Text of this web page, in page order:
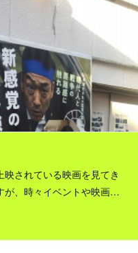
されている映画を見てき
が、時々イベントや映画…